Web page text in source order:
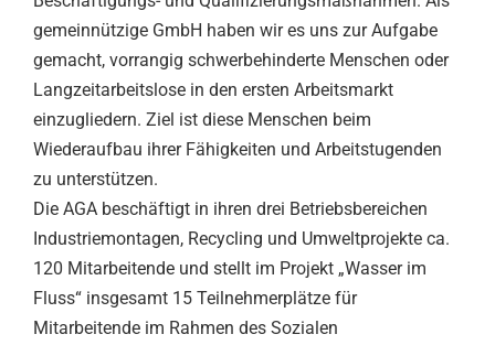
gemeinnützige GmbH haben wir es uns zur Aufgabe
gemacht, vorrangig schwerbehinderte Menschen oder
Langzeitarbeitslose in den ersten Arbeitsmarkt
einzugliedern. Ziel ist diese Menschen beim
Wiederaufbau ihrer Fähigkeiten und Arbeitstugenden
zu unterstützen.
Die AGA beschäftigt in ihren drei Betriebsbereichen
Industriemontagen, Recycling und Umweltprojekte ca.
120 Mitarbeitende und stellt im Projekt „Wasser im
Fluss“ insgesamt 15 Teilnehmerplätze für
Mitarbeitende im Rahmen des Sozialen